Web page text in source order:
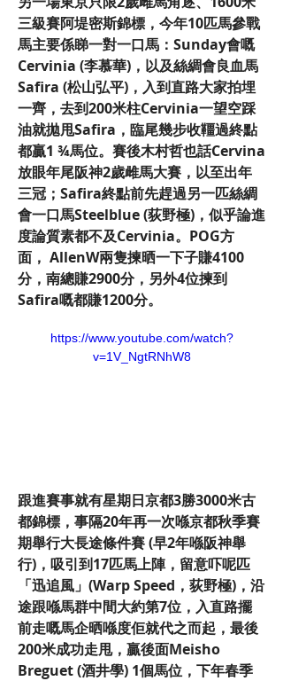
三級賽阿堤密斯錦標，今年10匹馬參戰
馬主要係睇一對一口馬：Sunday會嘅
Cervinia (李慕華)，以及絲綢會良血馬
Safira (松山弘平)，入到直路大家拍埋
一齊，去到200米柱Cervinia一望空踩
油就拋甩Safira，臨尾幾步收韁過終點
都贏1 ¾馬位。賽後木村哲也話Cervina
放眼年尾阪神2歲雌馬大賽，以至出年
三冠；Safira終點前先趕過另一匹絲綢
會一口馬Steelblue (荻野極)，似乎論進
度論質素都不及Cervinia。POG方
面， AllenW兩隻揀晒一下子賺4100
分，南總賺2900分，另外4位揀到
Safira嘅都賺1200分。
https://www.youtube.com/watch?
v=1V_NgtRNhW8
跟進賽事就有星期日京都3勝3000米古
都錦標，事隔20年再一次喺京都秋季賽
期舉行大長途條件賽 (早2年喺阪神舉
行)，吸引到17匹馬上陣，留意吓呢匹
「迅追風」(Warp Speed，荻野極)，沿
途跟喺馬群中間大約第7位，入直路擺
前走嘅馬企晒喺度佢就代之而起，最後
200米成功走甩，贏後面Meisho
Breguet (酒井學) 1個馬位，下年春季